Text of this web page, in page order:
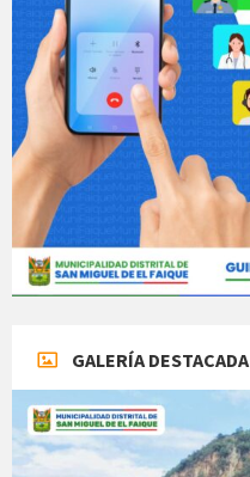
GALERÍA DESTACADA